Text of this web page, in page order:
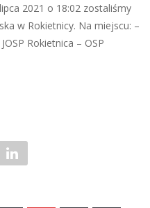
2021 o 18:02 zostaliśmy
w Rokietnicy. Na miejscu: –
Rokietnica – OSP